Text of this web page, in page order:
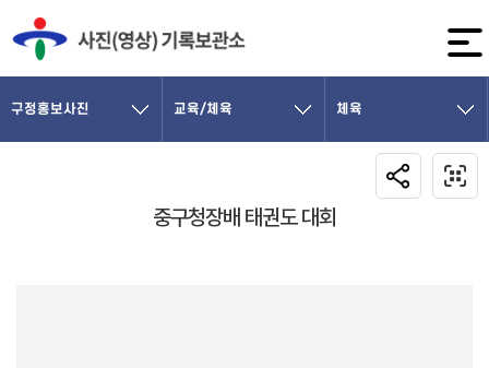
구정홍보사진 교육/체육 체육
중구청장배 태권도 대회